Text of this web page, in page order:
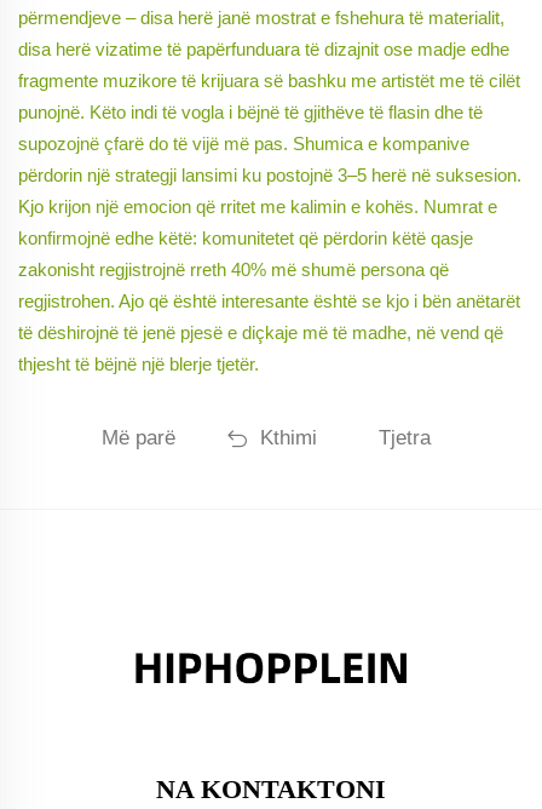
përmendjeve – disa herë janë mostrat e fshehura të materialit,
disa herë vizatime të papërfunduara të dizajnit ose madje edhe
fragmente muzikore të krijuara së bashku me artistët me të cilët
punojnë. Këto indi të vogla i bëjnë të gjithëve të flasin dhe të
supozojnë çfarë do të vijë më pas. Shumica e kompanive
përdorin një strategji lansimi ku postojnë 3–5 herë në suksesion.
Kjo krijon një emocion që rritet me kalimin e kohës. Numrat e
konfirmojnë edhe këtë: komunitetet që përdorin këtë qasje
zakonisht regjistrojnë rreth 40% më shumë persona që
regjistrohen. Ajo që është interesante është se kjo i bën anëtarët
të dëshirojnë të jenë pjesë e diçkaje më të madhe, në vend që
thjesht të bëjnë një blerje tjetër.
Më parë Kthimi Tjetra
NA KONTAKTONI